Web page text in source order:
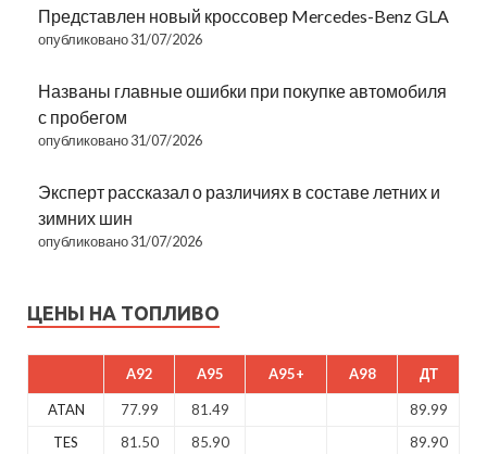
Представлен новый кроссовер Mercedes-Benz GLA
опубликовано 31/07/2026
Названы главные ошибки при покупке автомобиля
с пробегом
опубликовано 31/07/2026
Эксперт рассказал о различиях в составе летних и
зимних шин
опубликовано 31/07/2026
ЦЕНЫ НА ТОПЛИВО
A92 A95 A95+ A98 ДТ
ATAN 77.99 81.49
89.99
TES
81.50 85.90
89.90